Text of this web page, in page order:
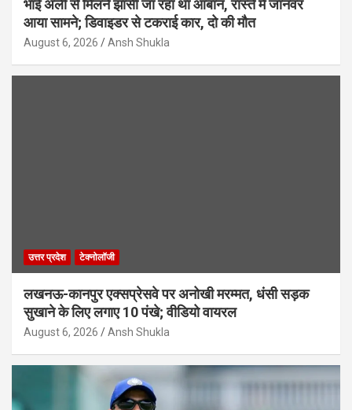
भाई अली से मिलने झांसी जा रहा था आबान, रास्ते में जानवर
आया सामने; डिवाइडर से टकराई कार, दो की मौत
August 6, 2026 Ansh Shukla
उत्तर प्रदेश टेक्नोलॉजी
लखनऊ-कानपुर एक्सप्रेसवे पर अनोखी मरम्मत, धंसी सड़क
सुखाने के लिए लगाए 10 पंखे; वीडियो वायरल
August 6, 2026 Ansh Shukla